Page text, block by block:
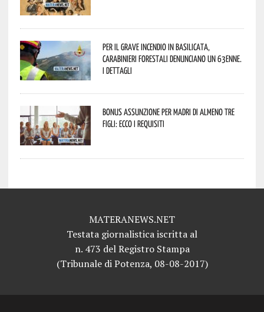
Per il grave incendio in Basilicata,
Carabinieri forestali denunciano un 63enne.
I dettagli
Bonus assunzione per madri di almeno tre
figli: ecco i requisiti
MATERANEWS.NET
Testata giornalistica iscritta al
n. 473 del Registro Stampa
(Tribunale di Potenza, 08-08-2017)